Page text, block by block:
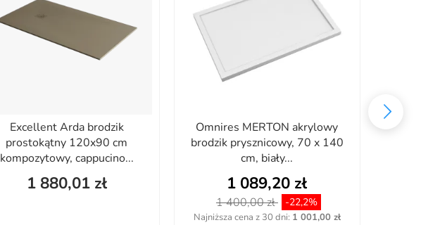
Excellent Arda brodzik
prostokątny 120x90 cm
kompozytowy, cappucino...
1 880,01 zł
Omnires MERTON akrylowy
brodzik prysznicowy, 70 x 140
cm, biały...
1 089,20 zł
1 400,00 zł -22,2%
Najniższa cena z 30 dni: 1 001,00 zł